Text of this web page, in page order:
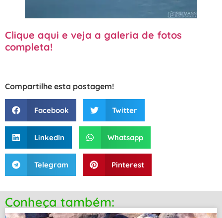
Clique aqui e veja a galeria de fotos
completa!
Compartilhe esta postagem!
Facebook Twitter
LinkedIn Whatsapp
Telegram Pinterest
Conheça também: